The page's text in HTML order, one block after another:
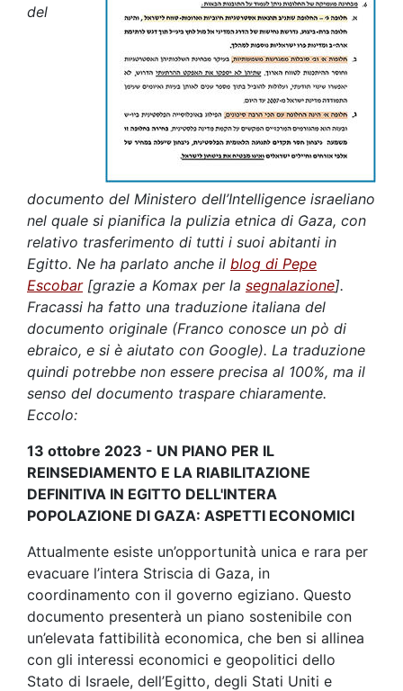
del
documento del Ministero dell’Intelligence israeliano
nel quale si pianifica la pulizia etnica di Gaza, con
relativo trasferimento di tutti i suoi abitanti in
Egitto. Ne ha parlato anche il blog di Pepe
Escobar[grazie a Komax per la segnalazione].
Fracassi ha fatto una traduzione italiana del
documento originale (Franco conosce un pò di
ebraico, e si è aiutato con Google). La traduzione
quindi potrebbe non essere precisa al 100%, ma il
senso del documento traspare chiaramente.
Eccolo:
13 ottobre 2023 - UN PIANO PER IL
REINSEDIAMENTO E LA RIABILITAZIONE
DEFINITIVA IN EGITTO DELL'INTERA
POPOLAZIONE DI GAZA: ASPETTI ECONOMICI
Attualmente esiste un’opportunità unica e rara per
evacuare l’intera Striscia di Gaza, in
coordinamento con il governo egiziano. Questo
documento presenterà un piano sostenibile con
un’elevata fattibilità economica, che ben si allinea
con gli interessi economici e geopolitici dello
Stato di Israele, dell’Egitto, degli Stati Uniti e